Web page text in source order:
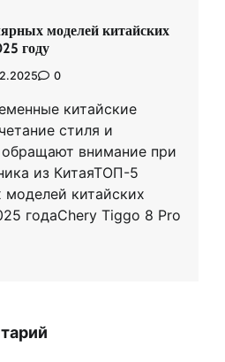
моделей китайских
году
0
китайские
стиля и
внимание при
из КитаяТОП-5
китайских
годаChery Tiggo 8 Pro